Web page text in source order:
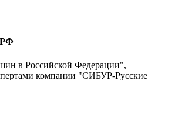
РФ
в Российской Федерации",
компании "СИБУР-Русские